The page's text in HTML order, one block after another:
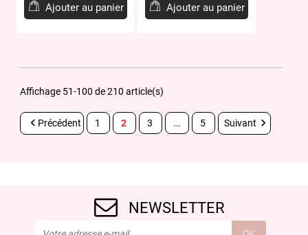
Ajouter au panier Ajouter au panier
Affichage 51-100 de 210 article(s)
Précédent 1 2 3 … 5 Suivant 
NEWSLETTER